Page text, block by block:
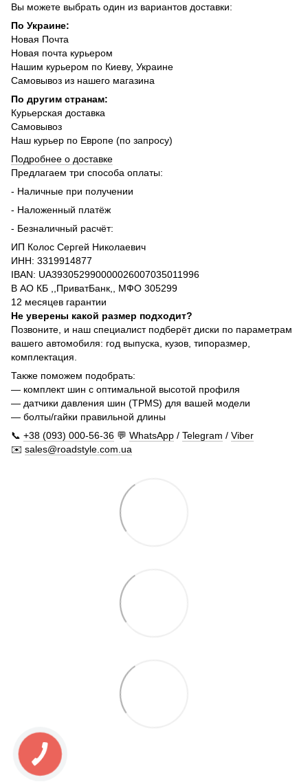
Вы можете выбрать один из вариантов доставки:
По Украине:
Новая Почта
Новая почта курьером
Нашим курьером по Киеву, Украине
Самовывоз из нашего магазина
По другим странам:
Курьерская доставка
Самовывоз
Наш курьер по Европе (по запросу)
Подробнее о доставке
Предлагаем три способа оплаты:
- Наличные при получении
- Наложенный платёж
- Безналичный расчёт:
ИП Колос Сергей Николаевич
ИНН: 3319914877
IBAN: UA393052990000026007035011996
В АО КБ ,,ПриватБанк,, МФО 305299
12 месяцев гарантии
Не уверены какой размер подходит?
Позвоните, и наш специалист подберёт диски по параметрам
вашего автомобиля: год выпуска, кузов, типоразмер,
комплектация.
Также поможем подобрать:
— комплект шин с оптимальной высотой профиля
— датчики давления шин (TPMS) для вашей модели
— болты/гайки правильной длины
📞 +38 (093) 000-56-36 💬 WhatsApp / Telegram / Viber
✉️ sales@roadstyle.com.ua